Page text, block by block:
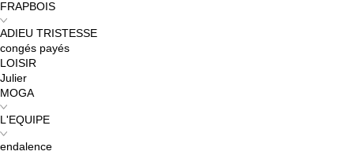
FRAPBOIS
ADIEU TRISTESSE
congés payés
LOISIR
Julier
MOGA
L'EQUIPE
endalence